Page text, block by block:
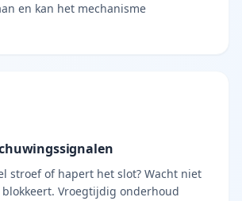
en kan het mechanisme
stroef of hapert het slot? Wacht niet
Vroegtijdig onderhoud